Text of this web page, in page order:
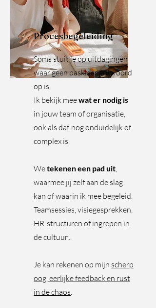
Procesbegeleiding
Soms stuit je op uitdagingen
waar geen pasklaar antwoord
op is.
Ik bekijk meewat er nodig is
in jouw team of organisatie,
ook als dat nog onduidelijk of
complex is.
Wetekenen een pad uit
waarmee jij zelf aan de slag
kan of waarin ik mee begeleid.
Teamsessies, visiegesprekken,
HR-structuren of ingrepen in
de cultuur...
Je kan rekenen op mijn scherp
oog, eerlijke feedback en rust
in de chaos